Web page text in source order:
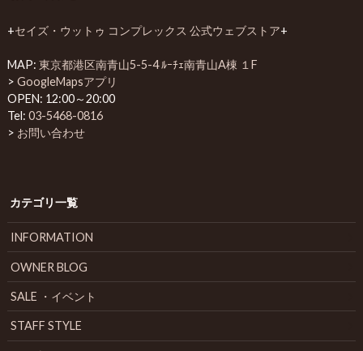
+セイズ・ウットゥ コンプレックス 公式ウェブストア+
MAP: 東京都港区南青山5-5-4 ﾙｰﾁｪ南青山A棟 １F
> GoogleMapsアプリ
OPEN: 12:00～20:00
Tel: 03-5468-0816
> お問い合わせ
カテゴリ一覧
INFORMATION
OWNER BLOG
SALE ・イベント
STAFF STYLE